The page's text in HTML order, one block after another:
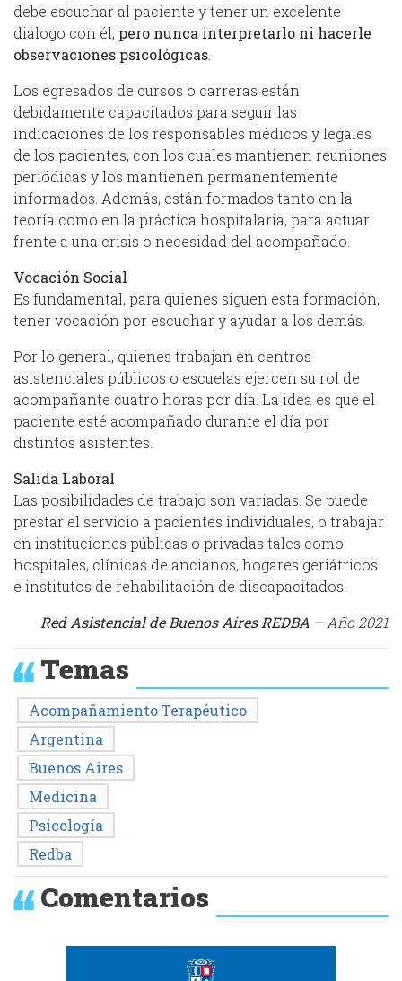
debe escuchar al paciente y tener un excelente
diálogo con él, pero nunca interpretarlo ni hacerle
observaciones psicológicas
Los egresados de cursos o carreras están
debidamente capacitados para seguir las
indicaciones de los responsables médicos y legales
de los pacientes, con los cuales mantienen reuniones
periódicas y los mantienen permanentemente
informados. Además, están formados tanto en la
teoría como en la práctica hospitalaria, para actuar
frente a una crisis o necesidad del acompañado.
Vocación Social
Es fundamental, para quienes siguen esta formación,
tener vocación por escuchar y ayudar a los demás.
Por lo general, quienes trabajan en centros
asistenciales públicos o escuelas ejercen su rol de
acompañante cuatro horas por día. La idea es que el
paciente esté acompañado durante el día por
distintos asistentes.
Salida Laboral
Las posibilidades de trabajo son variadas. Se puede
prestar el servicio a pacientes individuales, o trabajar
en instituciones públicas o privadas tales como
hospitales, clínicas de ancianos, hogares geriátricos
e institutos de rehabilitación de discapacitados.
Red Asistencial de Buenos Aires REDBA – Año 2021
Temas
Acompañamiento Terapéutico
Argentina
Buenos Aires
Medicina
Psicología
Redba
Comentarios